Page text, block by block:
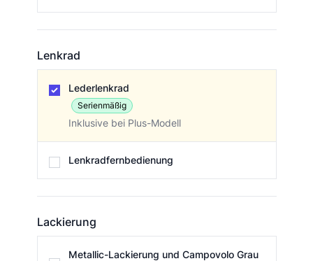
Lenkrad
Lederlenkrad
Serienmäßig
Inklusive bei Plus-Modell
Lenkradfernbedienung
Lackierung
Metallic-Lackierung und Campovolo Grau